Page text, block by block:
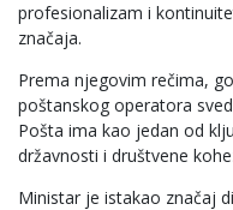
profesionalizam i
značaja.
Prema njegovim rečima,
poštanskog operatora
Pošta ima kao jedan od
državnosti i društvene
Ministar je istakao značaj